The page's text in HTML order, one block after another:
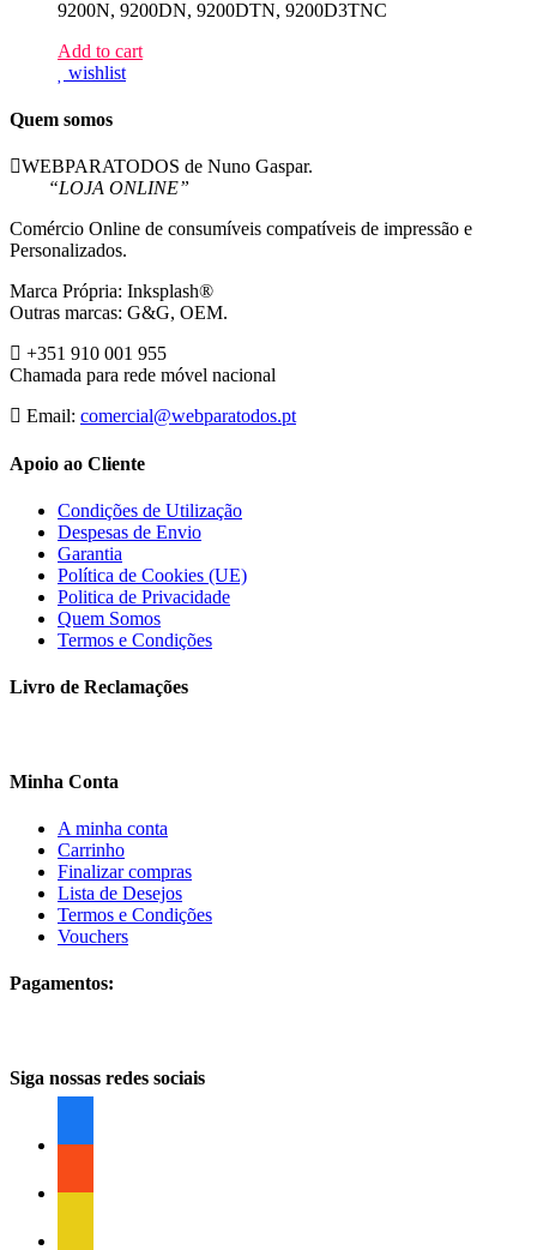
9200N, 9200DN, 9200DTN, 9200D3TNC
Add to cart
wishlist
Quem somos
WEBPARATODOS de Nuno Gaspar.
“LOJA ONLINE”
Comércio Online de consumíveis compatíveis de impressão e
Personalizados.
Marca Própria: Inksplash®
Outras marcas: G&G, OEM.
+351 910 001 955
Chamada para rede móvel nacional
Email: comercial@webparatodos.pt
Apoio ao Cliente
Condições de Utilização
Despesas de Envio
Garantia
Política de Cookies (UE)
Politica de Privacidade
Quem Somos
Termos e Condições
Livro de Reclamações
Minha Conta
A minha conta
Carrinho
Finalizar compras
Lista de Desejos
Termos e Condições
Vouchers
Pagamentos:
Siga nossas redes sociais